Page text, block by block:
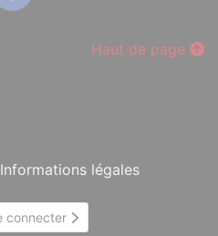
Haut de page
Informations légales
connecter